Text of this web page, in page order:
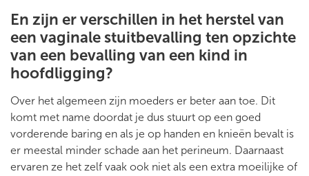
En zijn er verschillen in het herstel van
een vaginale stuitbevalling ten opzichte
van een bevalling van een kind in
hoofdligging?
Over het algemeen zijn moeders er beter aan toe. Dit
komt met name doordat je dus stuurt op een goed
vorderende baring en als je op handen en knieën bevalt is
er meestal minder schade aan het perineum. Daarnaast
ervaren ze het zelf vaak ook niet als een extra moeilijke of